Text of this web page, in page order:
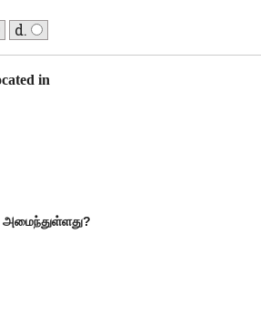
d.
in
அமைந்துள்ளது?